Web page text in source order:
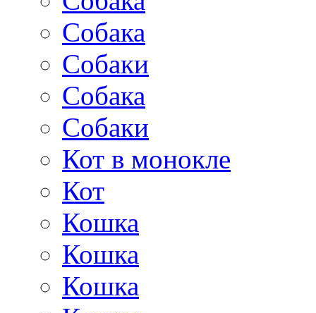
Собака
Собаки
Собака
Собаки
Кот в монокле
Кот
Кошка
Кошка
Кошка